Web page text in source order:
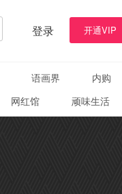
登录 开通VIP
语画界
内购
网红馆 顽味生活